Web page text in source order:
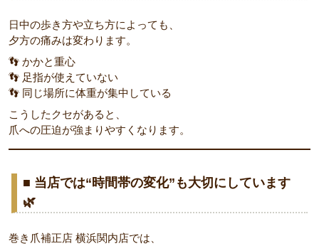
日中の歩き方や立ち方によっても、
夕方の痛みは変わります。
👣 かかと重心
👣 足指が使えていない
👣 同じ場所に体重が集中している
こうしたクセがあると、
爪への圧迫が強まりやすくなります。
■ 当店では“時間帯の変化”も大切にしています
🌿
巻き爪補正店 横浜関内店では、